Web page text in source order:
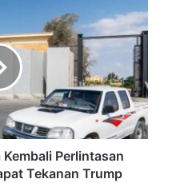
Perlintasan
Tekanan Trump